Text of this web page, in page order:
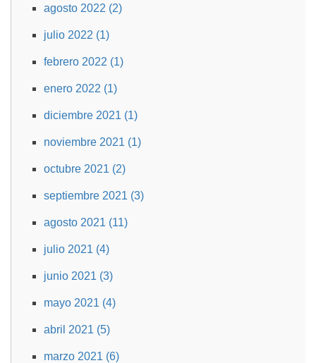
agosto 2022 (2)
julio 2022 (1)
febrero 2022 (1)
enero 2022 (1)
diciembre 2021 (1)
noviembre 2021 (1)
octubre 2021 (2)
septiembre 2021 (3)
agosto 2021 (11)
julio 2021 (4)
junio 2021 (3)
mayo 2021 (4)
abril 2021 (5)
marzo 2021 (6)